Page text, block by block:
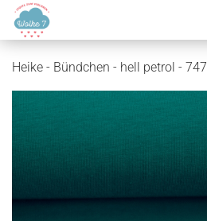
Heike - Bündchen - hell petrol - 747